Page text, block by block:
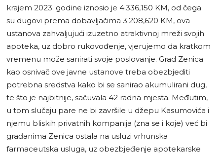
krajem 2023. godine iznosio je 4.336,150 KM, od čega
su dugovi prema dobavljačima 3.208,620 KM, ova
ustanova zahvaljujući izuzetno atraktivnoj mreži svojih
apoteka, uz dobro rukovođenje, vjerujemo da kratkom
vremenu može sanirati svoje poslovanje. Grad Zenica
kao osnivač ove javne ustanove treba obezbjediti
potrebna sredstva kako bi se sanirao akumulirani dug,
te što je najbitnije, sačuvala 42 radna mjesta. Međutim,
u tom slučaju pare ne bi završile u džepu Kasumovića i
njemu bliskih privatnih kompanija (zna se i koje) već bi
građanima Zenica ostala na usluzi vrhunska
farmaceutska usluga, uz obezbjeđenje apotekarske